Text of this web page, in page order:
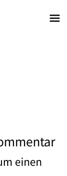
einen